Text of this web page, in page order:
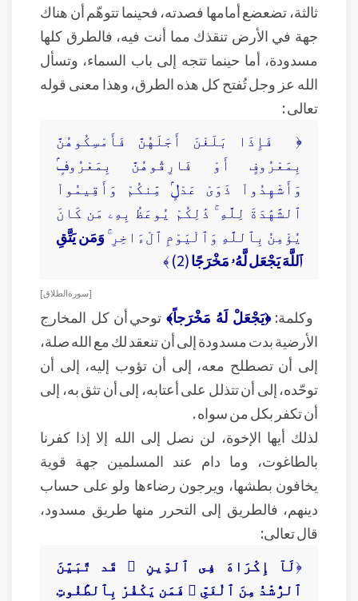
ثالثة، تضعضع أمامها فصدته، فحينما تتوهّم أن هناك
جهة في الأرض تنقذك مما أنت فيه، فالطرق كلها
مسدودة، أما حينما تتجه إلى باب السماء، وتسأل
الله عز وجل تُفتح كل هذه الطرق، وهذا معنى قوله
تعالى :
﴿ فَإِذَا بَلَغْنَ أَجَلَهُنَّ فَأَمْسِكُوهُنَّ
بِمَعْرُوفٍ أَوْ فَارِقُوهُنَّ بِمَعْرُوفٍۢ
وَأَشْهِدُواْ ذَوَىْ عَدْلٍۢ مِّنكُمْ وَأَقِيمُواْ
ٱلشَّهَٰدَةَ لِلَّهِ ۚ ذَٰلِكُمْ يُوعَظُ بِهِۦ مَن كَانَ
يُؤْمِنُ بِٱللَّهِ وَٱلْيَوْمِ ٱلْءَاخِرِ ۚوَمَن يَتَّقِ
ٱللَّهَ يَجْعَل لَّهُۥ مَخْرَجًا(2) ﴾
[ سورة الطلاق ]
وكلمة:﴿يَجْعَلْ لَهُ مَخْرَجاً﴾ توحي أن كل المخارج
الأرضية بدت مسدودة إلى أن تنعقد لك مع الله صلة،
إلى أن تصطلح معه، إلى أن تؤوب إليه، إلى أن
توحّده، إلى أن تتذلل على أعتابه، إلى أن تثق به، إلى
أن تكفر بكل من سواه .
لذلك أيها الإخوة، لن نصل إلى الله إلا إذا كفرنا
بالطاغوت، وما دام عند المسلمين جهة قوية
يخافون بطشها، ويرجون رضاءها ولو على حساب
دينهم، فالطريق إلى التحرر منها طريق مسدود،
قال تعالى:
﴿لَآ إِكْرَاهَ فِى ٱلدِّينِ ۖ قَد تَّبَيَّنَ
ٱلرُّشْدُ مِنَ ٱلْغَىِّ ۚ فَمَن يَكْفُرْ بِٱلطَّٰغُوتِ